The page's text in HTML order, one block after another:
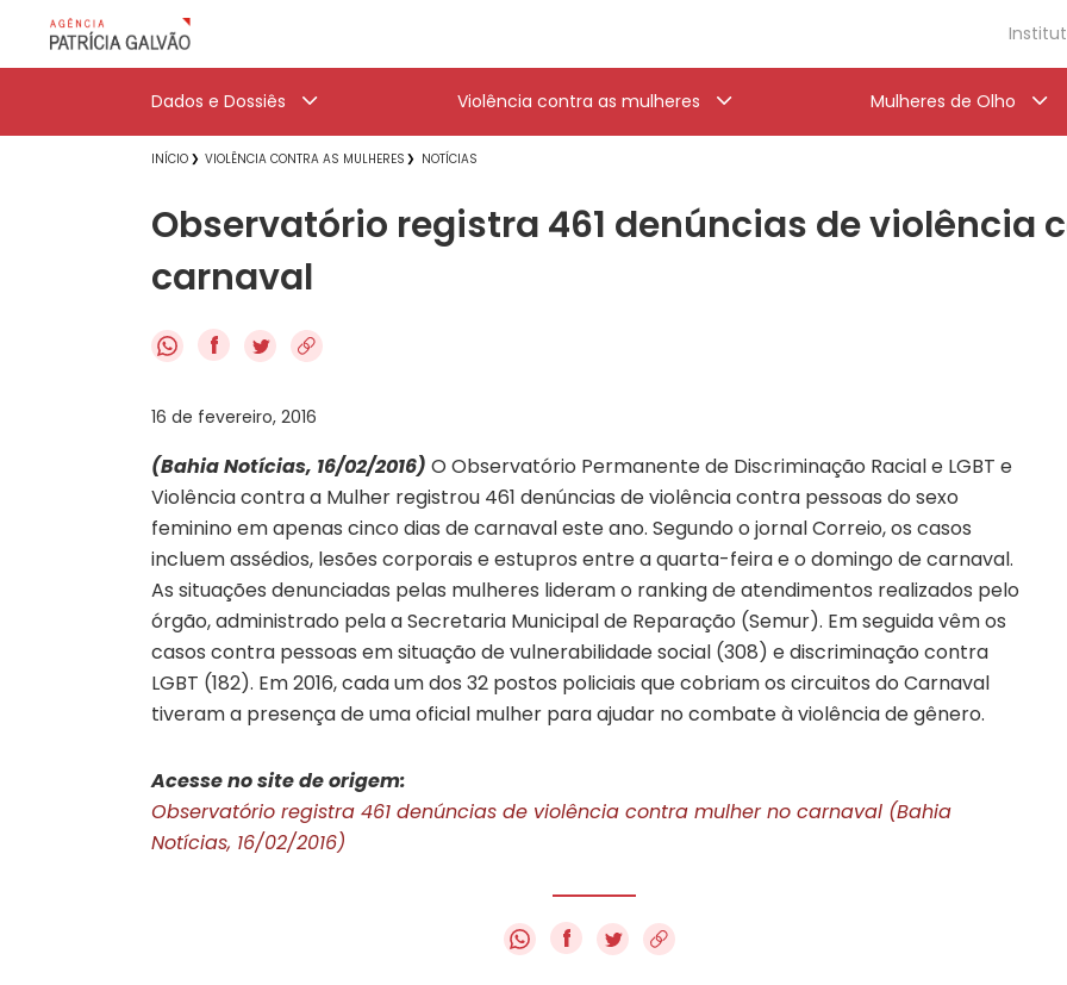
Dados e Dossiês Violência contra as mulheres Mulheres de Olho
INÍCIO VIOLÊNCIA CONTRA AS MULHERES NOTÍCIAS
Observatório registra 461 denúncias de violência
carnaval
f
16 de fevereiro, 2016
(Bahia Notícias, 16/02/2016) O Observatório Permanente de Discriminação Racial e LGBT e
Violência contra a Mulher registrou 461 denúncias de violência contra pessoas do sexo
feminino em apenas cinco dias de carnaval este ano. Segundo o jornal Correio, os casos
incluem assédios, lesões corporais e estupros entre a quarta-feira e o domingo de carnaval.
As situações denunciadas pelas mulheres lideram o ranking de atendimentos realizados pelo
órgão, administrado pela a Secretaria Municipal de Reparação (Semur). Em seguida vêm os
casos contra pessoas em situação de vulnerabilidade social (308) e discriminação contra
LGBT (182). Em 2016, cada um dos 32 postos policiais que cobriam os circuitos do Carnaval
tiveram a presença de uma oficial mulher para ajudar no combate à violência de gênero.
Acesse no site de origem:
Observatório registra 461 denúncias de violência contra mulher no carnaval (Bahia
Notícias, 16/02/2016)
f